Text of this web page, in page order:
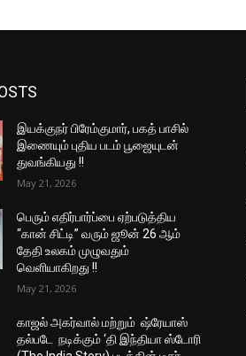
இயக்குநர் பிரேம்குமார், பகத் பாசில்
இணையும் புதிய படம் பூஜையுடன்
துவங்கியது !!
May 21, 2026
பெரும் எதிர்பார்ப்பை ஏற்படுத்திய
“கான் சிட்டி” வரும் ஜூன் 26 ஆம்
தேதி உலகம் முழுவதும்
வெளியாகிறது !!
May 21, 2026
காஜல் அகர்வால் மற்றும் ஷ்ரேயாஸ்
தல்படே நடிக்கும் ‘தி இந்தியா ஸ்டோரி